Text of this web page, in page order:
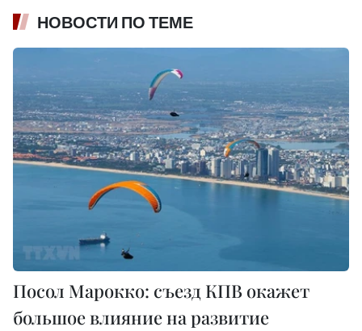
НОВОСТИ ПО ТЕМЕ
Посол Марокко: съезд КПВ окажет
большое влияние на развитие